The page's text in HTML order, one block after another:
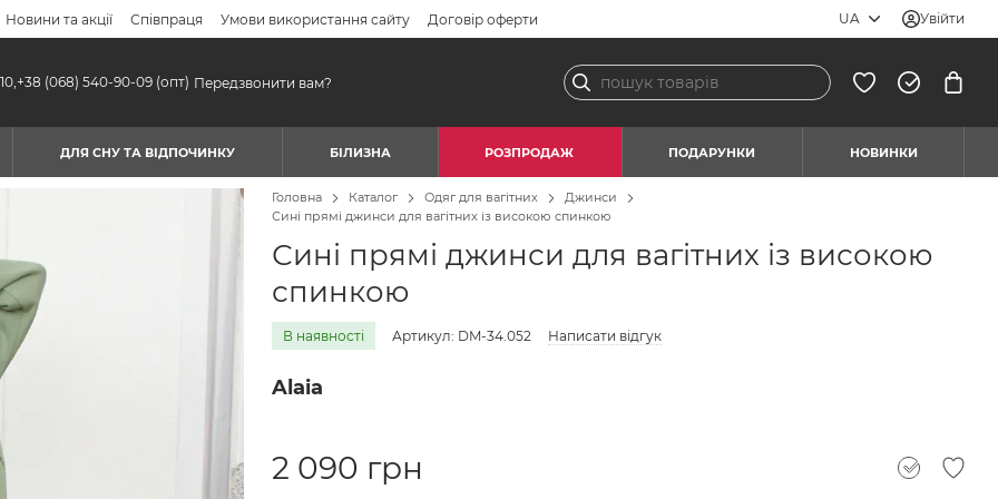
Новини та акції Співпраця Умови використання сайту Договір оферти UA Увійти
+38 (068) 540-90-09 (опт) Передзвонити вам?
ДЛЯ СНУ ТА ВІДПОЧИНКУ БІЛИЗНА РОЗПРОДАЖ ПОДАРУНКИ НОВИНКИ
Головна Каталог Одяг для вагітних
Джинси
Сині прямі джинси для вагітних із високою спинкою
Сині прямі джинси для вагітних із високою
спинкою
В наявності Артикул: DM-34.052 Написати відгук
Alaia
2 090 грн